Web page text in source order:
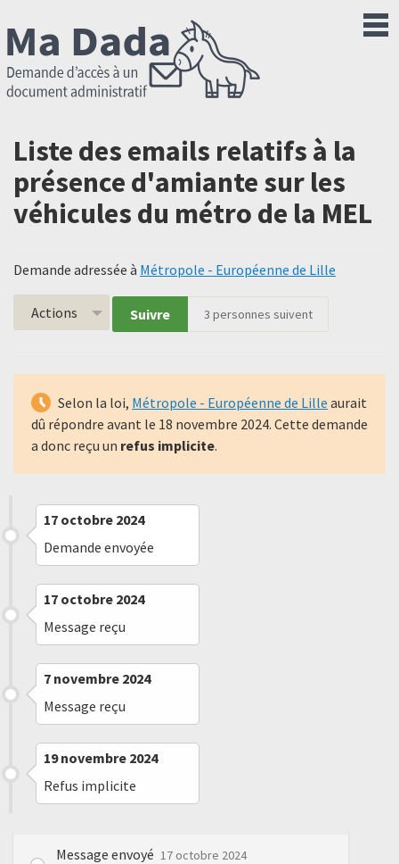
Liste des emails relatifs à la
présence d'amiante sur les
véhicules du métro de la MEL
Demande adressée à Métropole - Européenne de Lille
Actions Suivre 3 personnes suivent
Selon la loi, Métropole - Européenne de Lille aurait
dû répondre avant le 18 novembre 2024. Cette demande
a donc reçu un refus implicite.
17 octobre 2024
Demande envoyée
17 octobre 2024
Message reçu
7 novembre 2024
Message reçu
19 novembre 2024
Refus implicite
Message envoyé 17 octobre 2024